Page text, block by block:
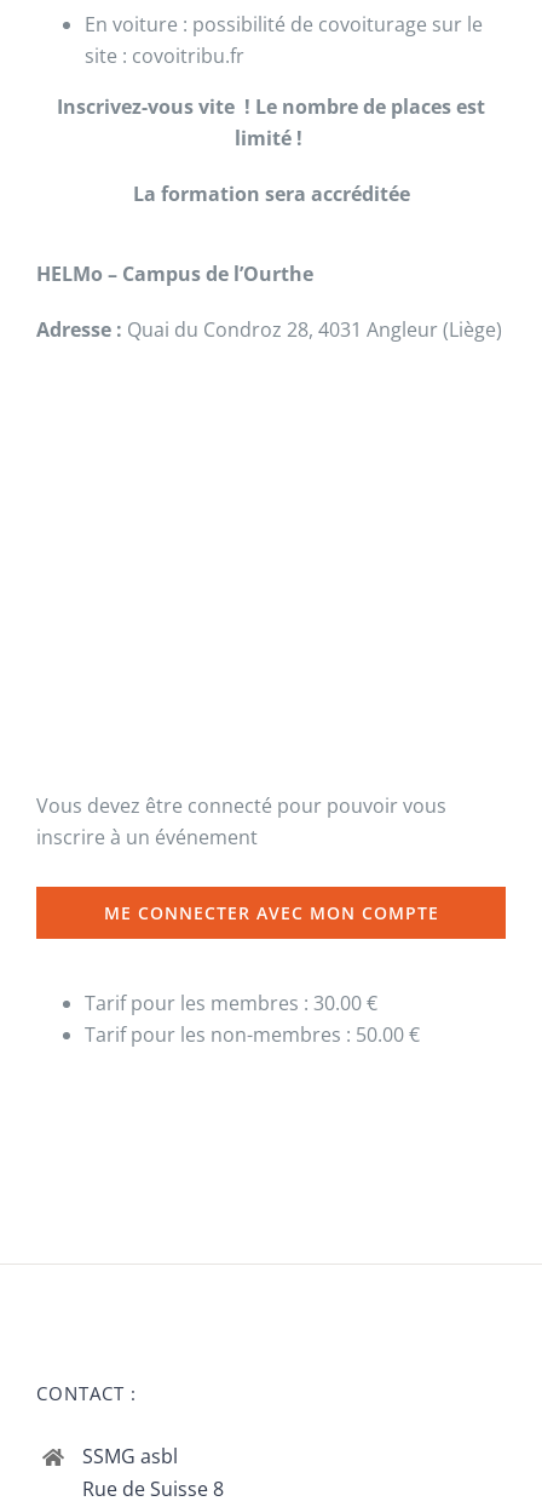
En voiture : possibilité de covoiturage sur le
site : covoitribu.fr
Inscrivez-vous vite ! Le nombre de places est
limité !
La formation sera accréditée
HELMo – Campus de l’Ourthe
Adresse : Quai du Condroz 28, 4031 Angleur (Liège)
Vous devez être connecté pour pouvoir vous
inscrire à un événement
ME CONNECTER AVEC MON COMPTE
Tarif pour les membres : 30.00 €
Tarif pour les non-membres : 50.00 €
CONTACT :
SSMG asbl
Rue de Suisse 8